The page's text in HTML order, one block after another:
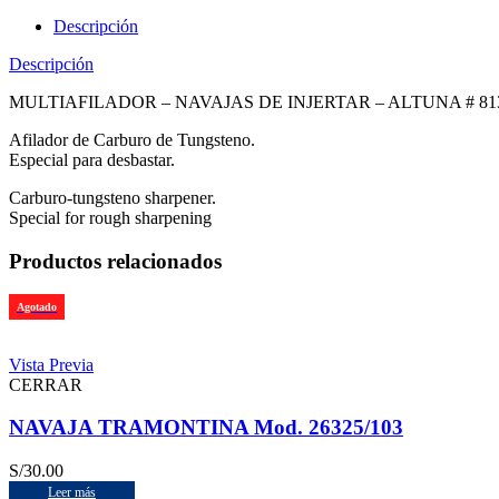
Descripción
Descripción
MULTIAFILADOR – NAVAJAS DE INJERTAR – ALTUNA #
Afilador de Carburo de Tungsteno.
Especial para desbastar.
Carburo-tungsteno sharpener.
Special for rough sharpening
Productos relacionados
Agotado
Vista Previa
CERRAR
NAVAJA TRAMONTINA Mod. 26325/103
S/30.00
Leer más